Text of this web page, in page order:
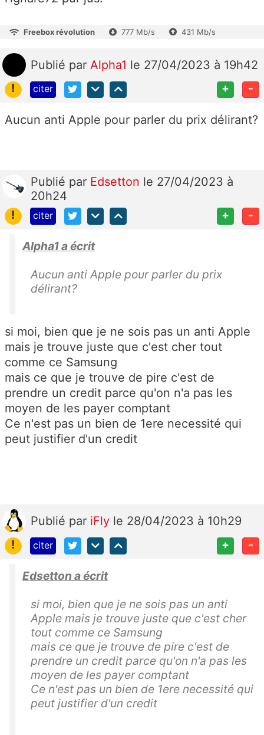
Freebox révolution 777 Mb/s 431 Mb/s
Publié par Alpha1 le 27/04/2023 à 19h42
!
citer + -
Aucun anti Apple pour parler du prix délirant?
Publié par Edsetton le 27/04/2023 à
20h24
!
citer + -
Alpha1 a écrit
Aucun anti Apple pour parler du prix
délirant?
si moi, bien que je ne sois pas un anti Apple
mais je trouve juste que c'est cher tout
comme ce Samsung
mais ce que je trouve de pire c'est de
prendre un credit parce qu'on n'a pas les
moyen de les payer comptant
Ce n'est pas un bien de 1ere necessité qui
peut justifier d'un credit
Publié par iFly le 28/04/2023 à 10h29
!
citer + -
Edsetton a écrit
si moi, bien que je ne sois pas un anti
Apple mais je trouve juste que c'est cher
tout comme ce Samsung
mais ce que je trouve de pire c'est de
prendre un credit parce qu'on n'a pas les
moyen de les payer comptant
Ce n'est pas un bien de 1ere necessité qui
peut justifier d'un credit